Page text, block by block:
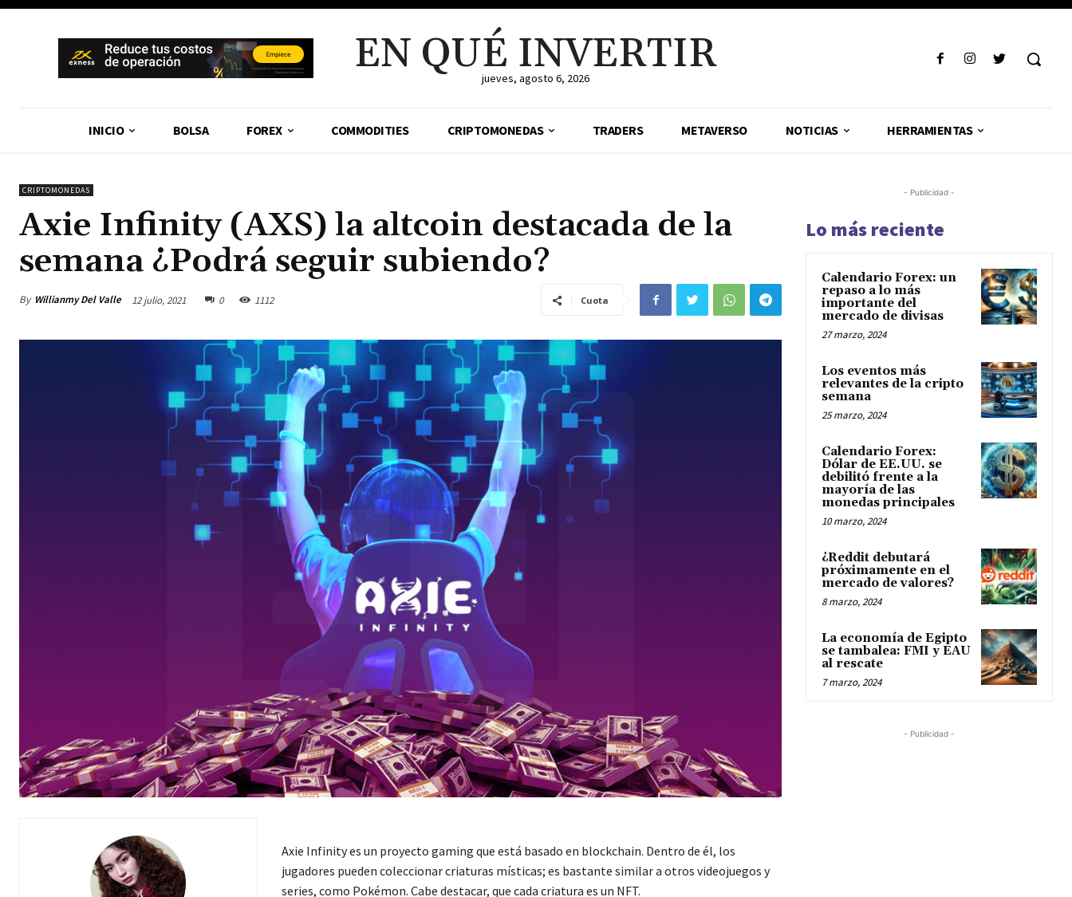
EN QUÉ INVERTIR
jueves, agosto 6, 2026
INICIO BOLSA FOREX COMMODITIES CRIPTOMONEDAS TRADERS METAVERSO NOTICIAS HERRAMIENTAS
CRIPTOMONEDAS
Axie Infinity (AXS) la altcoin destacada de la
semana ¿Podrá seguir subiendo?
By Willianmy Del Valle 12 julio, 2021 0 1112 Cuota
Axie Infinity es un proyecto gaming que está basado en blockchain. Dentro de él, los
jugadores pueden coleccionar criaturas místicas; es bastante similar a otros videojuegos y
series, como Pokémon. Cabe destacar, que cada criatura es un NFT.
- Publicidad -
Lo más reciente
Calendario Forex: un
repaso a lo más
importante del
mercado de divisas
27 marzo, 2024
Los eventos más
relevantes de la cripto
semana
25 marzo, 2024
Calendario Forex:
Dólar de EE.UU. se
debilitó frente a la
mayoría de las
monedas principales
10 marzo, 2024
¿Reddit debutará
próximamente en el
mercado de valores?
8 marzo, 2024
La economía de Egipto
se tambalea: FMI y EAU
al rescate
7 marzo, 2024
- Publicidad -